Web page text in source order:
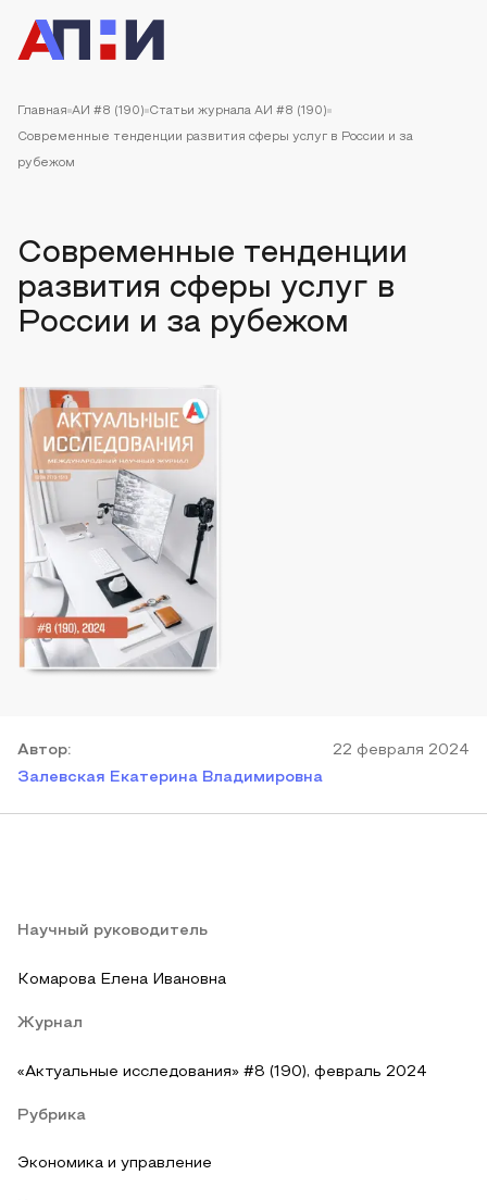
Главная АИ #8 (190) Статьи журнала АИ #8 (190)
Современные тенденции развития сферы услуг в России и за
рубежом
Современные тенденции
развития сферы услуг в
России и за рубежом
Автор:
Залевская Екатерина Владимировна
22 февраля 2024
Научный руководитель
Комарова Елена Ивановна
Журнал
«Актуальные исследования» #8 (190), февраль 2024
Рубрика
Экономика и управление